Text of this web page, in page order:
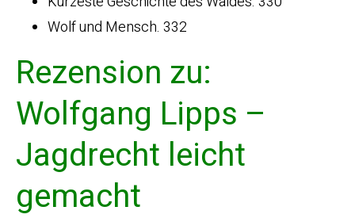
Wolf und Mensch. 332
Rezension zu:
Wolfgang Lipps –
Jagdrecht leicht
gemacht